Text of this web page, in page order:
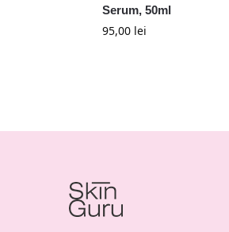
Serum, 50ml
95,00 lei